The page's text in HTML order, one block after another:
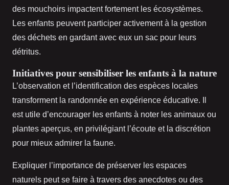
des mouchoirs impactent fortement les écosystèmes.
Les enfants peuvent participer activement à la gestion
des déchets en gardant avec eux un sac pour leurs
détritus.
Initiatives pour sensibiliser les enfants à la nature
L’observation et l’identification des espèces locales
transforment la randonnée en expérience éducative. Il
est utile d’encourager les enfants à noter les animaux ou
plantes aperçus, en privilégiant l’écoute et la discrétion
pour mieux admirer la faune.
Expliquer l’importance de préserver les espaces
naturels peut se faire à travers des anecdotes ou des